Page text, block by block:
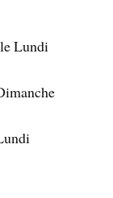
Lundi